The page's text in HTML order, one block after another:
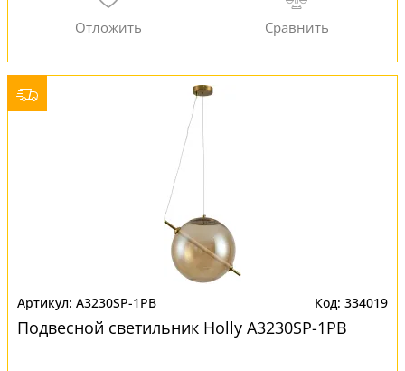
A3230SP-1PB 334019
Подвесной светильник Нolly A3230SP-1PB